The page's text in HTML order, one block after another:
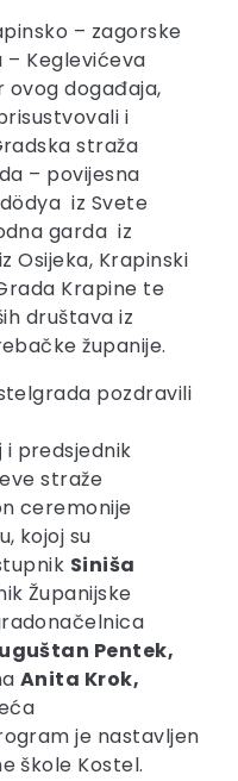
– zagorske
– Keglevićeva
ovog događaja,
i
straža
– povijesna
iz Svete
garda iz
Osijeka, Krapinski
Krapine te
društava iz
županije.
pozdravili
i predsjednik
straže
ceremonije
kojoj su
Siniša
Županijske
Pentek,
Anita Krok,
je nastavljen
škole Kostel.